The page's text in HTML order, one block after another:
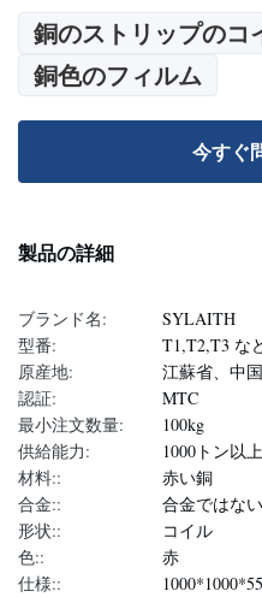
銅のストリップのコ
銅色のフィルム
今すぐ
製品の詳細
ブランド名:
SYLAITH
型番:
T1,T2,T3 な
原産地:
江蘇省、中国
認証:
MTC
最小注文数量:
100kg
供給能力:
1000トン以
材料::
赤い銅
合金::
合金ではない
形状::
コイル
色::
赤
仕様::